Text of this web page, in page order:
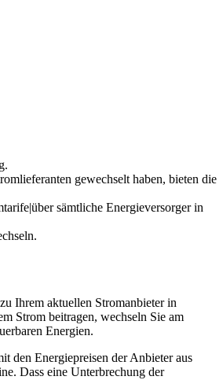
gewechselt haben, bieten die
sämtliche Energieversorger in
Ihrem aktuellen Stromanbieter in
Strom beitragen, wechseln Sie am
Energien.
den Energiepreisen der Anbieter aus
Dass eine Unterbrechung der